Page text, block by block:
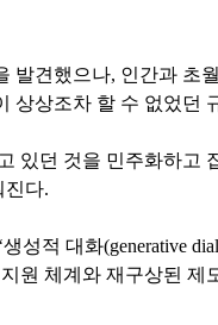
견했으나, 인간과
상조차 할 수 없었던
있던 것을 민주화하
진다.
성적 대화(generative
원 체계와 재구상된